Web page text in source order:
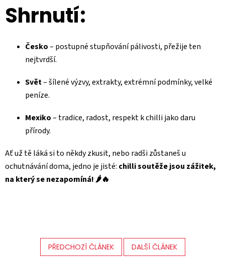
Shrnutí:
Česko– postupné stupňování pálivosti, přežije ten
nejtvrdší.
Svět– šílené výzvy, extrakty, extrémní podmínky, velké
peníze.
Mexiko– tradice, radost, respekt k chilli jako daru
přírody.
Ať už tě láká si to někdy zkusit, nebo radši zůstaneš u
ochutnávání doma, jedno je jisté: chilli soutěže jsou zážitek,
na který se nezapomíná! 🌶️🔥
PŘEDCHOZÍ ČLÁNEK DALŠÍ ČLÁNEK